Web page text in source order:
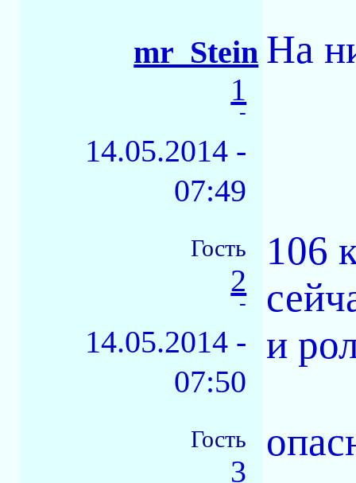
mr_Stein
1
-
14.05.2014 -
07:49
На
Гость
2
-
14.05.2014 -
07:50
106
и
Гость
3